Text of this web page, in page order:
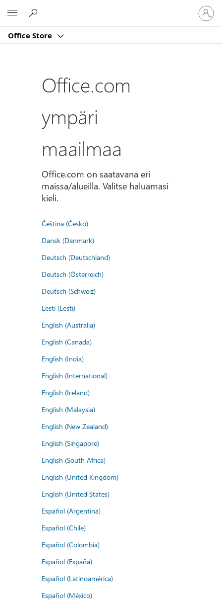
Office Store
sisään
tilille
Office.com
ympäri
maailmaa
Office.com on saatavana eri
maissa/alueilla. Valitse haluamasi
kieli.
Čeština (Česko)
Dansk (Danmark)
Deutsch (Deutschland)
Deutsch (Österreich)
Deutsch (Schweiz)
Eesti (Eesti)
English (Australia)
English (Canada)
English (India)
English (International)
English (Ireland)
English (Malaysia)
English (New Zealand)
English (Singapore)
English (South Africa)
English (United Kingdom)
English (United States)
Español (Argentina)
Español (Chile)
Español (Colombia)
Español (España)
Español (Latinoamérica)
Español (México)